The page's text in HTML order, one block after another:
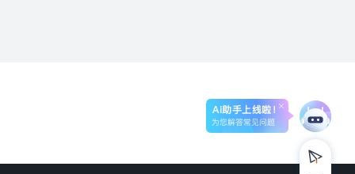
Ai助手上线啦！
为您解答常见问题